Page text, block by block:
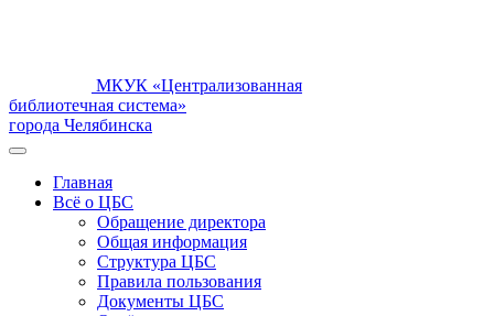
МКУК «Централизованная
библиотечная система»
города Челябинска
Главная
Всё о ЦБС
Обращение директора
Общая информация
Структура ЦБС
Правила пользования
Документы ЦБС